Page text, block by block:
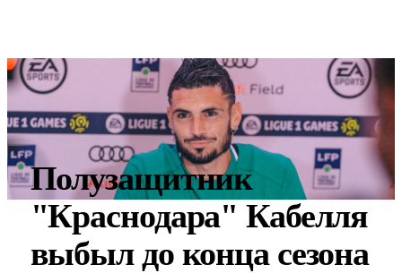
Полузащитник
"Краснодара" Кабелля
выбыл до конца сезона